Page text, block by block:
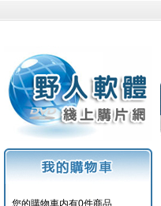
您的購物車内有0件商品